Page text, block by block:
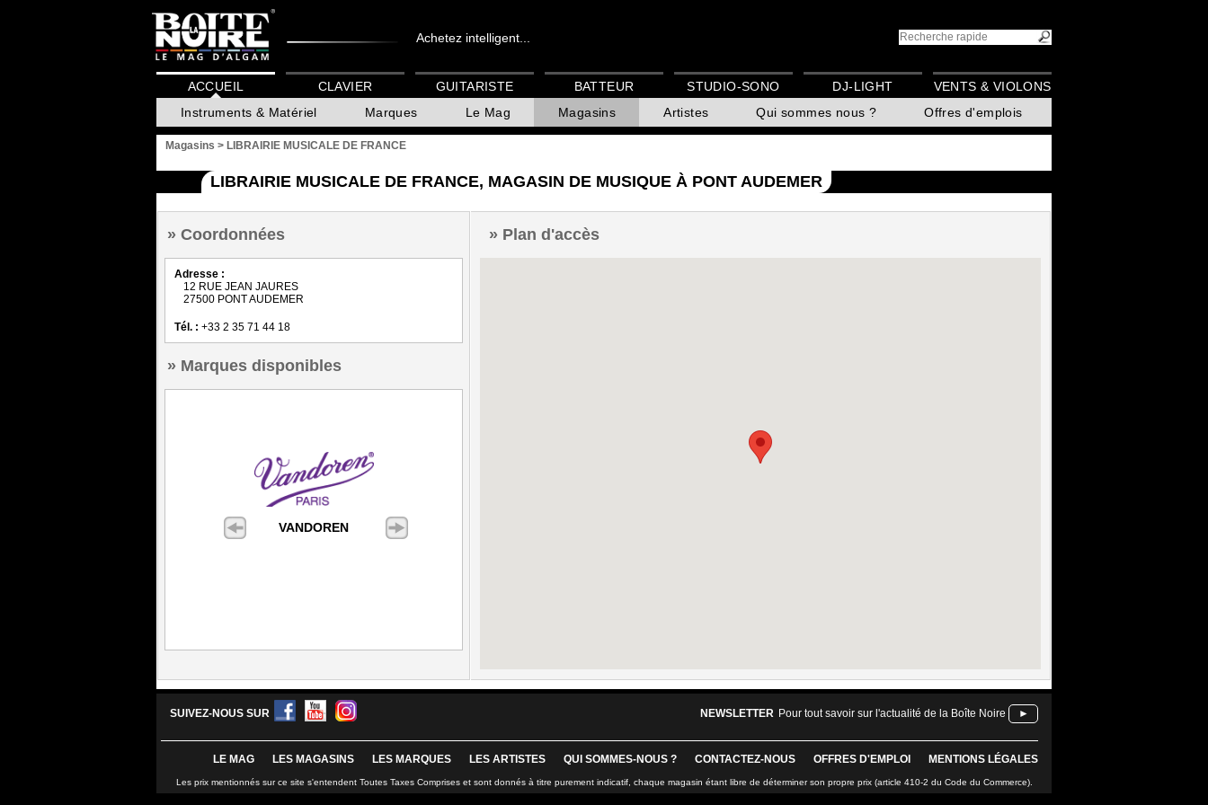
Achetez intelligent...
ACCUEIL
Instruments & Matériel
Marques Le Mag Magasins Artistes Qui sommes nous ? Offres d'emplois
CLAVIER GUITARISTE BATTEUR STUDIO-SONO DJ-LIGHT VENTS & VIOLONS
Magasins > LIBRAIRIE MUSICALE DE FRANCE
LIBRAIRIE MUSICALE DE FRANCE, MAGASIN DE MUSIQUE À PONT AUDEMER
Coordonnées
Adresse :
12 RUE JEAN JAURES
27500 PONT AUDEMER
Tél. : +33 2 35 71 44 18
Marques disponibles
VANDOREN
Plan d'accès
SUIVEZ-NOUS SUR NEWSLETTER Pour tout savoir sur l'actualité de la Boîte Noire ►
LE MAG LES MAGASINS LES MARQUES LES ARTISTES QUI SOMMES-NOUS ? CONTACTEZ-NOUS OFFRES D'EMPLOI MENTIONS LÉGALES
Les prix mentionnés sur ce site s'entendent Toutes Taxes Comprises et sont donnés à titre purement indicatif, chaque magasin étant libre de déterminer son propre prix (article 410-2 du Code du Commerce).